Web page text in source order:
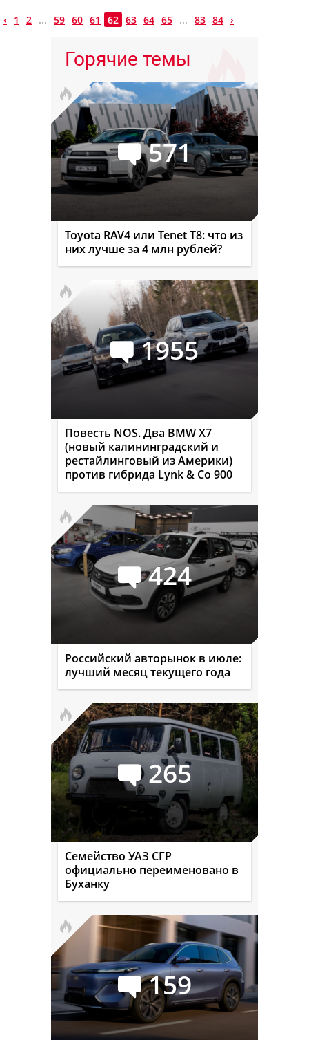
‹ 1 2 ... 59 60 61 62 63 64 65 ... 83 84 ›
Горячие темы
571
Toyota RAV4 или Tenet T8: что из
них лучше за 4 млн рублей?
1955
Повесть NOS. Два BMW X7
(новый калининградский и
рестайлинговый из Америки)
против гибрида Lynk & Co 900
424
Российский авторынок в июле:
лучший месяц текущего года
265
Семейство УАЗ СГР
официально переименовано в
Буханку
159